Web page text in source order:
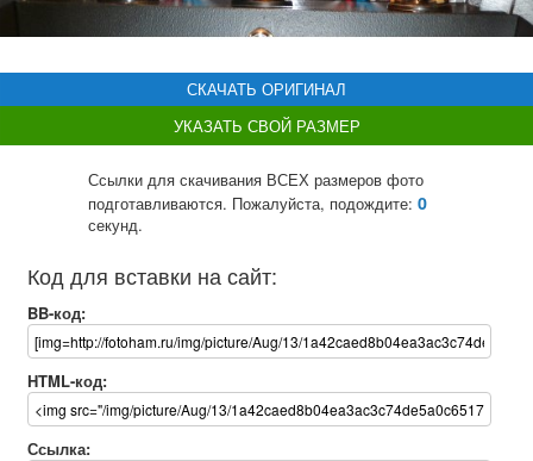
СКАЧАТЬ ОРИГИНАЛ
УКАЗАТЬ СВОЙ РАЗМЕР
Ссылки для скачивания ВСЕХ размеров фото
подготавливаются. Пожалуйста, подождите: 0
секунд.
Код для вставки на сайт:
BB-код:
HTML-код:
Ссылка: